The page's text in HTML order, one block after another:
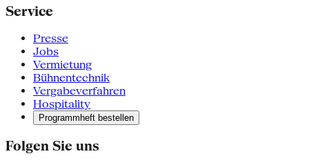
Service
Presse
Jobs
Vermietung
Bühnentechnik
Vergabeverfahren
Hospitality
Programmheft bestellen
Folgen Sie uns